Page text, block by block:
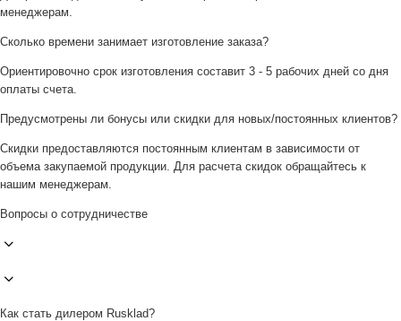
менеджерам.
Сколько времени занимает изготовление заказа?
Ориентировочно срок изготовления составит 3 - 5 рабочих дней со дня
оплаты счета.
Предусмотрены ли бонусы или скидки для новых/постоянных клиентов?
Скидки предоставляются постоянным клиентам в зависимости от
объема закупаемой продукции. Для расчета скидок обращайтесь к
нашим менеджерам.
Вопросы о сотрудничестве
Как стать дилером Rusklad?